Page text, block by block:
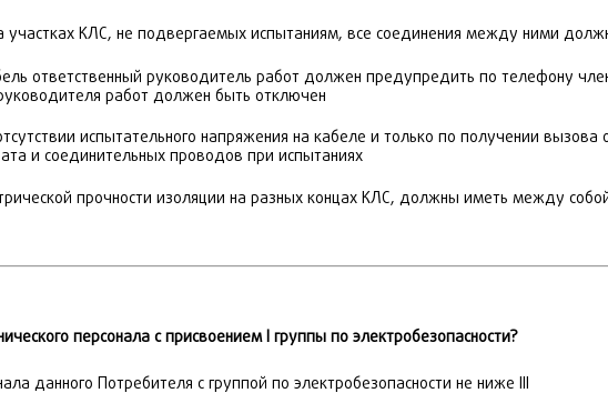
КЛС, не подвергаемых испытаниям, все соединения между ними
ответственный руководитель работ должен предупредить по телефону
работ должен быть отключен
испытательного напряжения на кабеле и только по получении вызова
и соединительных проводов при испытаниях
прочности изоляции на разных концах КЛС, должны иметь между
персонала с присвоением I группы по электробезопасности?
данного Потребителя с группой по электробезопасности не ниже III